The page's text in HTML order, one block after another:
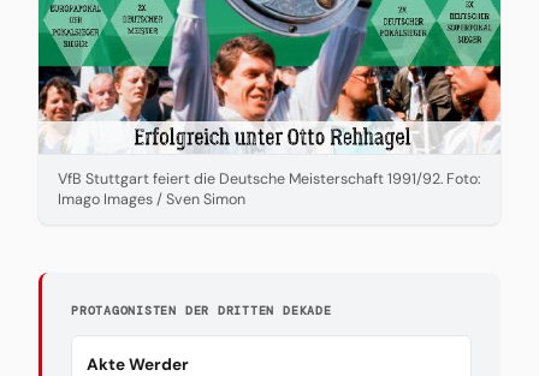
VfB Stuttgart feiert die Deutsche Meisterschaft 1991/92. Foto:
Imago Images / Sven Simon
PROTAGONISTEN DER DRITTEN DEKADE
Akte Werder